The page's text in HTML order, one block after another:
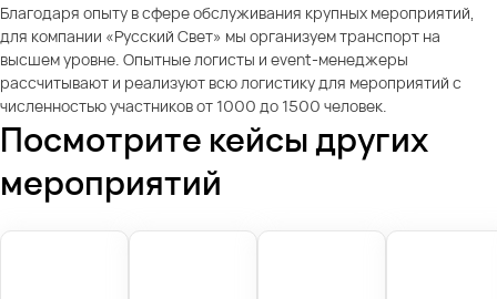
Благодаря опыту в сфере обслуживания крупных мероприятий,
для компании «Русский Свет» мы организуем транспорт на
высшем уровне. Опытные логисты и event-менеджеры
рассчитывают и реализуют всю логистику для мероприятий с
численностью участников от 1000 до 1500 человек.
Посмотрите кейсы других
мероприятий